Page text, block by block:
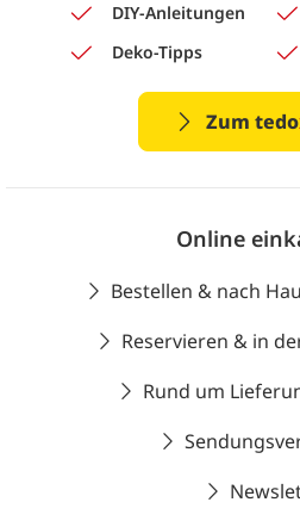
DIY-Anleitungen
Deko-Tipps
Zum tedo
Online
Bestellen & nach
Reservieren & in
Rund um